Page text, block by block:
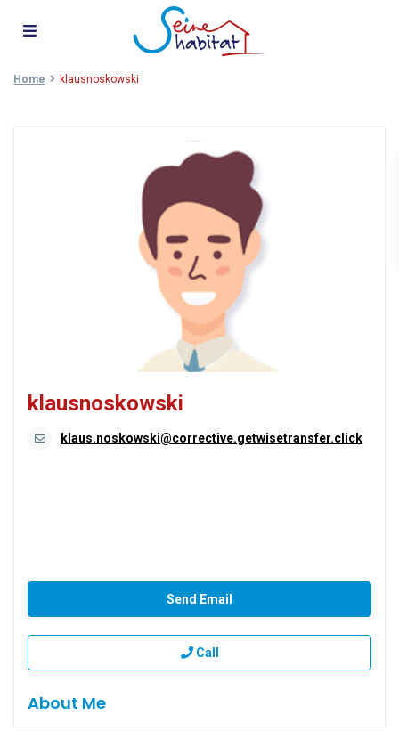
Home klausnoskowski
klausnoskowski
klaus.noskowski@corrective.getwisetransfer.click
Send Email
Call
About Me